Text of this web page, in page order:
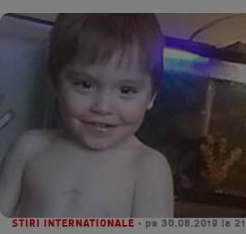
STIRI INTERNATIONALE • pe 30.08.2019 la